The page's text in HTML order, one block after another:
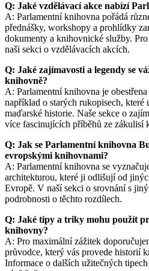
Q: Jaké vzdělávací akce nabízí
A: Parlamentní knihovna pořádá
přednášky, workshopy a prohlídky
dokumenty a knihovnické služby.
naši sekci o vzdělávacích akcích.
Q: Jaké zajímavosti a legendy se
knihovně?
A: Parlamentní knihovna je
například o starých rukopisech, které
maďarské historie. Naše sekce o
více fascinujících příběhů ze zákulisí
Q: Jak se Parlamentní knihovna
evropskými knihovnami?
A: Parlamentní knihovna se
architekturou, které ji odlišují od
Evropě. V naší sekci o srovnání s
podrobnosti o těchto rozdílech.
Q: Jaké tipy a triky mohu použít
knihovny?
A: Pro maximální zážitek
průvodce, který vás provede historií
Informace o dalších užitečných